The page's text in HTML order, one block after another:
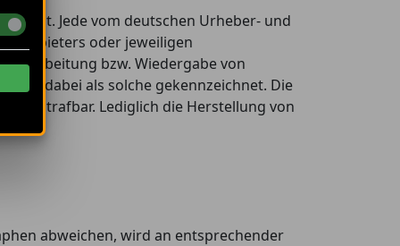
Jede vom deutschen Urheber- und
Anbieters oder jeweiligen
bzw. Wiedergabe von
dabei als solche gekennzeichnet. Die
strafbar. Lediglich die Herstellung von
abweichen, wird an entsprechender